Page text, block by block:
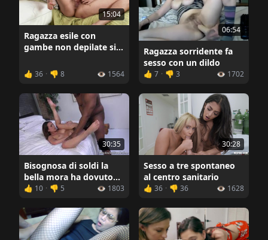
15:04
Ragazza esile con
gambe non depilate si
👍 36 · 👎 8 👁️ 1564
06:54
Ragazza sorridente fa
sesso con un dildo
👍 7 · 👎 3 👁️ 1702
30:35
Bisognosa di soldi la
bella mora ha dovuto
dormire con un uomo
👍 10 · 👎 5 👁️ 1803
30:28
Sesso a tre spontaneo
al centro sanitario
👍 36 · 👎 36 👁️ 1628